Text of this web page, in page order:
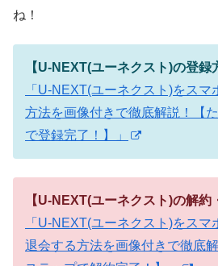
ね！
【U-NEXT(ユーネクスト)の登録
「U-NEXT(ユーネクスト)をスマ
方法を画像付きで徹底解説！【
で登録完了！】」
【U-NEXT(ユーネクスト)の解約
「U-NEXT(ユーネクスト)をスマ
退会する方法を画像付きで徹底